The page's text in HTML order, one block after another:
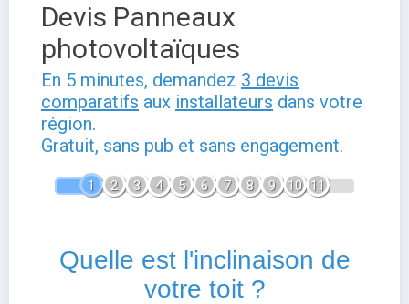
Devis Panneaux
photovoltaïques
En 5 minutes, demandez 3 devis
comparatifs aux installateurs dans votre
région.
Gratuit, sans pub et sans engagement.
1 2 3 4 5 6 7 8 9 10 11
Quelle est l'inclinaison de
votre toit ?